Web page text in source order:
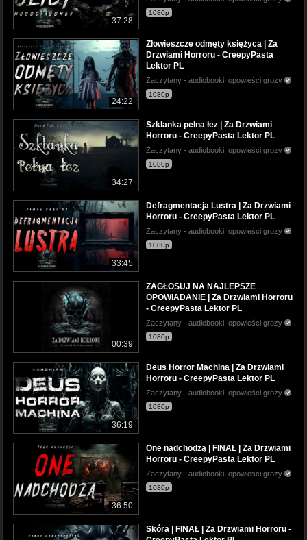
37:28
1080p
24:22
Złowieszcze odmęty księżyca | Za
Drzwiami Horroru - CreepyPasta
Lektor PL
Zaczytany - audiobooki, opowieści grozy
1080p
34:27
Szklanka pełna łez | Za Drzwiami
Horroru - CreepyPasta Lektor PL
Zaczytany - audiobooki, opowieści grozy
1080p
33:45
Defragmentacja Lustra | Za Drzwiami
Horroru - CreepyPasta Lektor PL
Zaczytany - audiobooki, opowieści grozy
1080p
00:39
ZAGŁOSUJ NA NAJLEPSZE
OPOWIADANIE | Za Drzwiami Horroru
- CreepyPasta Lektor PL
Zaczytany - audiobooki, opowieści grozy
1080p
36:19
Deus Horror Machina | Za Drzwiami
Horroru - CreepyPasta Lektor PL
Zaczytany - audiobooki, opowieści grozy
1080p
36:50
One nadchodzą | FINAŁ | Za Drzwiami
Horroru - CreepyPasta Lektor PL
Zaczytany - audiobooki, opowieści grozy
1080p
Skóra | FINAŁ | Za Drzwiami Horroru -